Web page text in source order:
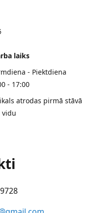
laiks
- Piektdiena
- 17:00
atrodas pirmā stāvā
vidu